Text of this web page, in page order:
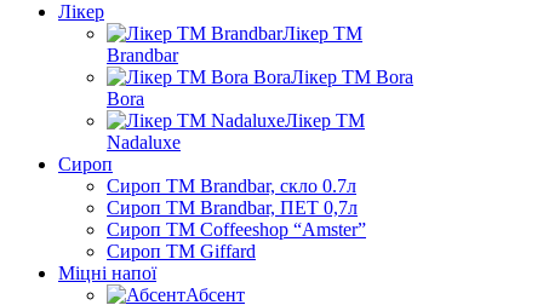
Лікер
Лікер ТМ
Brandbar
Лікер ТМ Bora
Bora
Лікер ТМ
Nadaluxe
Сироп
Сироп TM Brandbar, скло 0.7л
Сироп TM Brandbar, ПЕТ 0,7л
Сироп TM Coffeeshop “Amster”
Сироп TM Giffard
Міцні напої
Абсент